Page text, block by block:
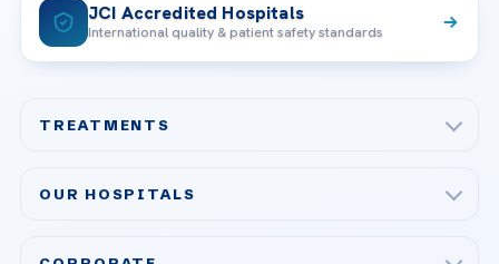
JCI Accredited Hospitals
International quality & patient safety standards
TREATMENTS
OUR HOSPITALS